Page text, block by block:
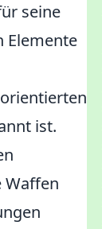
seine
Elemente
ist.
Waffen